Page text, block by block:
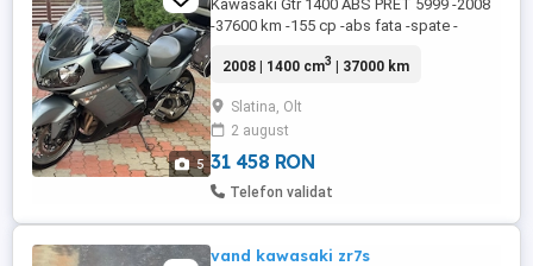
5
Kawasaki Gtr 1400 ABS PRET 5999 -2008
-37600 km -155 cp -abs fata -spate -
electric -top case Givi v47 Monokey -side
ulei grup schimbat in luna aprilie 37540 km
-tara de proveniență Franța -Motocicleta
se vinde înmatriculată ...
2008 | 1400 cm3 | 37000 km
Slatina, Olt
2 august
31 458 RON
Telefon validat
vand kawasaki zr7s